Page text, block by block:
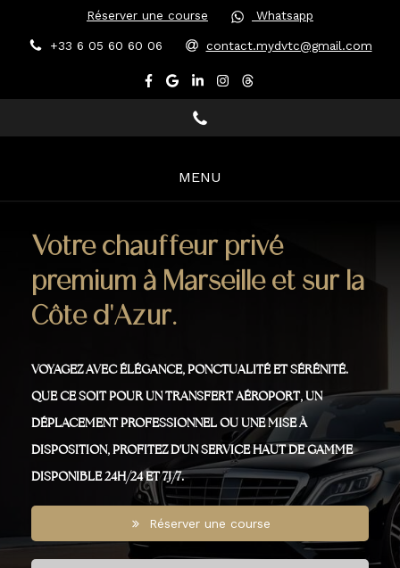
Réserver une course Whatsapp
+33 6 05 60 60 06 contact.mydvtc@gmail.com
MENU
Votre chauffeur privé
premium à Marseille et sur la
Côte d'Azur.
VOYAGEZ AVEC ÉLÉGANCE, PONCTUALITÉ ET SÉRÉNITÉ.
QUE CE SOIT POUR UN TRANSFERT AÉROPORT, UN
DÉPLACEMENT PROFESSIONNEL OU UNE MISE À
DISPOSITION, PROFITEZ D'UN SERVICE HAUT DE GAMME
DISPONIBLE 24H/24 ET 7J/7.
Réserver une course